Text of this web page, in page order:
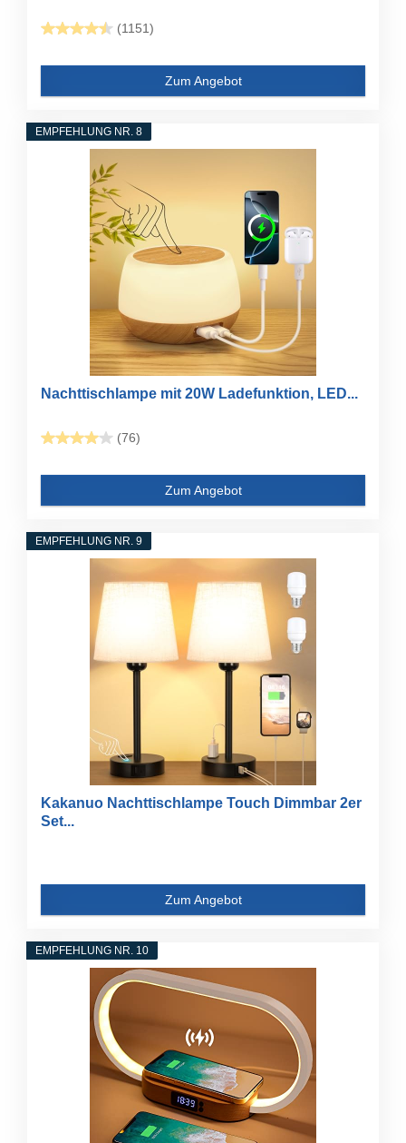
(1151)
Zum Angebot
EMPFEHLUNG NR. 8
Nachttischlampe mit 20W Ladefunktion, LED...
(76)
Zum Angebot
EMPFEHLUNG NR. 9
Kakanuo Nachttischlampe Touch Dimmbar 2er
Set...
Zum Angebot
EMPFEHLUNG NR. 10